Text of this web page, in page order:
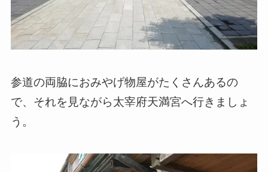
参道の両脇におみやげ物屋がたくさんあるの
で、それを見ながら太宰府天満宮へ行きましょ
う。